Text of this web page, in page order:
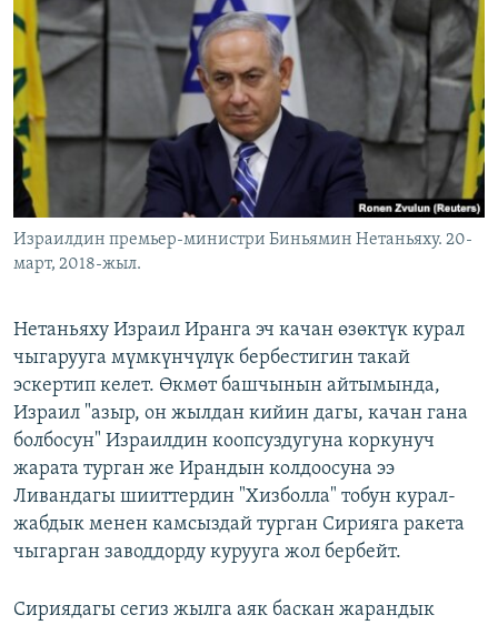
Израилдин премьер-министри Биньямин Нетаньяху. 20-
март, 2018-жыл.
Нетаньяху Израил Иранга эч качан өзөктүк курал
чыгарууга мүмкүнчүлүк бербестигин такай
эскертип келет. Өкмөт башчынын айтымында,
Израил "азыр, он жылдан кийин дагы, качан гана
болбосун" Израилдин коопсуздугуна коркунуч
жарата турган же Ирандын колдоосуна ээ
Ливандагы шииттердин "Хизболла" тобун курал-
жабдык менен камсыздай турган Сирияга ракета
чыгарган заводдорду курууга жол бербейт.
Сириядагы сегиз жылга аяк баскан жарандык